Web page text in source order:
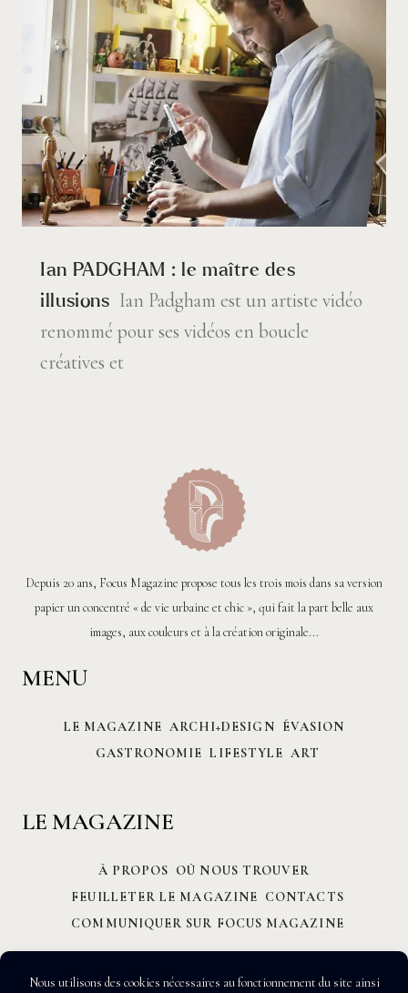
Ian PADGHAM : le maître des
illusions Ian Padgham est un artiste vidéo
renommé pour ses vidéos en boucle
créatives et
Depuis 20 ans, Focus Magazine propose tous les trois mois dans sa version
papier un concentré « de vie urbaine et chic », qui fait la part belle aux
images, aux couleurs et à la création originale...
MENU
LE MAGAZINE ARCHI+DESIGN ÉVASION
GASTRONOMIE LIFESTYLE ART
LE MAGAZINE
À PROPOS OÙ NOUS TROUVER
FEUILLETER LE MAGAZINE CONTACTS
COMMUNIQUER SUR FOCUS MAGAZINE